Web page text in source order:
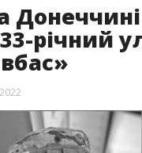
Донеччині
річний